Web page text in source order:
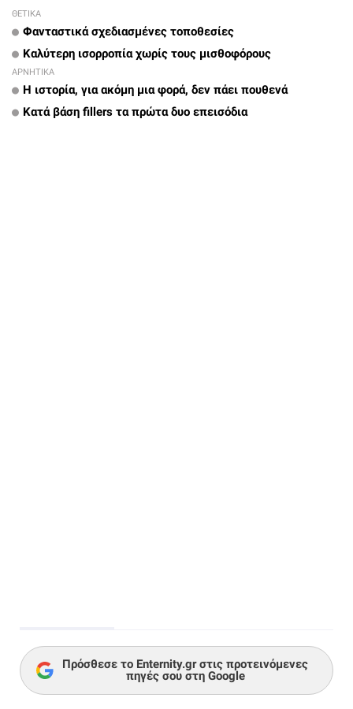
ΘΕΤΙΚΑ
Φανταστικά σχεδιασμένες τοποθεσίες
Καλύτερη ισορροπία χωρίς τους μισθοφόρους
ΑΡΝΗΤΙΚΑ
Η ιστορία, για ακόμη μια φορά, δεν πάει πουθενά
Κατά βάση fillers τα πρώτα δυο επεισόδια
Πρόσθεσε το Enternity.gr στις προτεινόμενες
πηγές σου στη Google